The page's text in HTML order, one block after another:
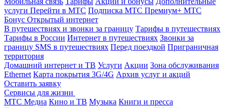
услуги Перейти в МТС Подписка МТС Премиум+ МТС
Бонус Открытый интернет
В путешествиях и звонки за границу Тарифы в путешествиях
Тарифы в России Интернет в путешествиях Звонки за
границу SMS в путешествиях Перед поездкой Приграничная
территория
Домашний интернет и ТВ Услуги Акции Зона обслуживания
Ethernet Карта покрытия 3G/4G Архив услуг и акций
Оставить заявку
Сервисы для жизни
МТС Медиа Кино и ТВ Музыка Книги и пресса